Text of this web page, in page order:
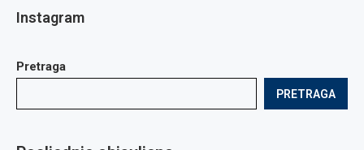
Instagram
Pretraga
PRETRAGA